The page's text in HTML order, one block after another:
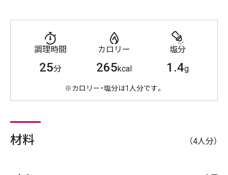
調理時間
25分
カロリー
265kcal
塩分
1.4g
※カロリー・塩分は1人分です。
材料 （4人分）